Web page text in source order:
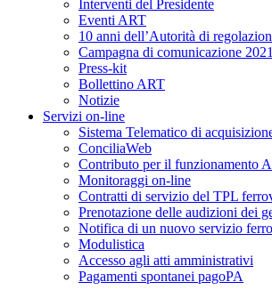
Interventi del Presidente
Eventi ART
10 anni dell’Autorità di
Campagna di comunicazione 2021
Press-kit
Bollettino ART
Notizie
Servizi on-line
Sistema Telematico di
ConciliaWeb
Contributo per il funzionamento
Monitoraggi on-line
Contratti di servizio del TPL
Prenotazione delle audizioni dei
Notifica di un nuovo servizio
Modulistica
Accesso agli atti amministrativi
Pagamenti spontanei pagoPA